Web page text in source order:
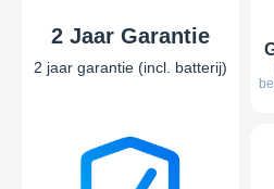
2 Jaar Garantie
2 jaar garantie (incl. batterij)